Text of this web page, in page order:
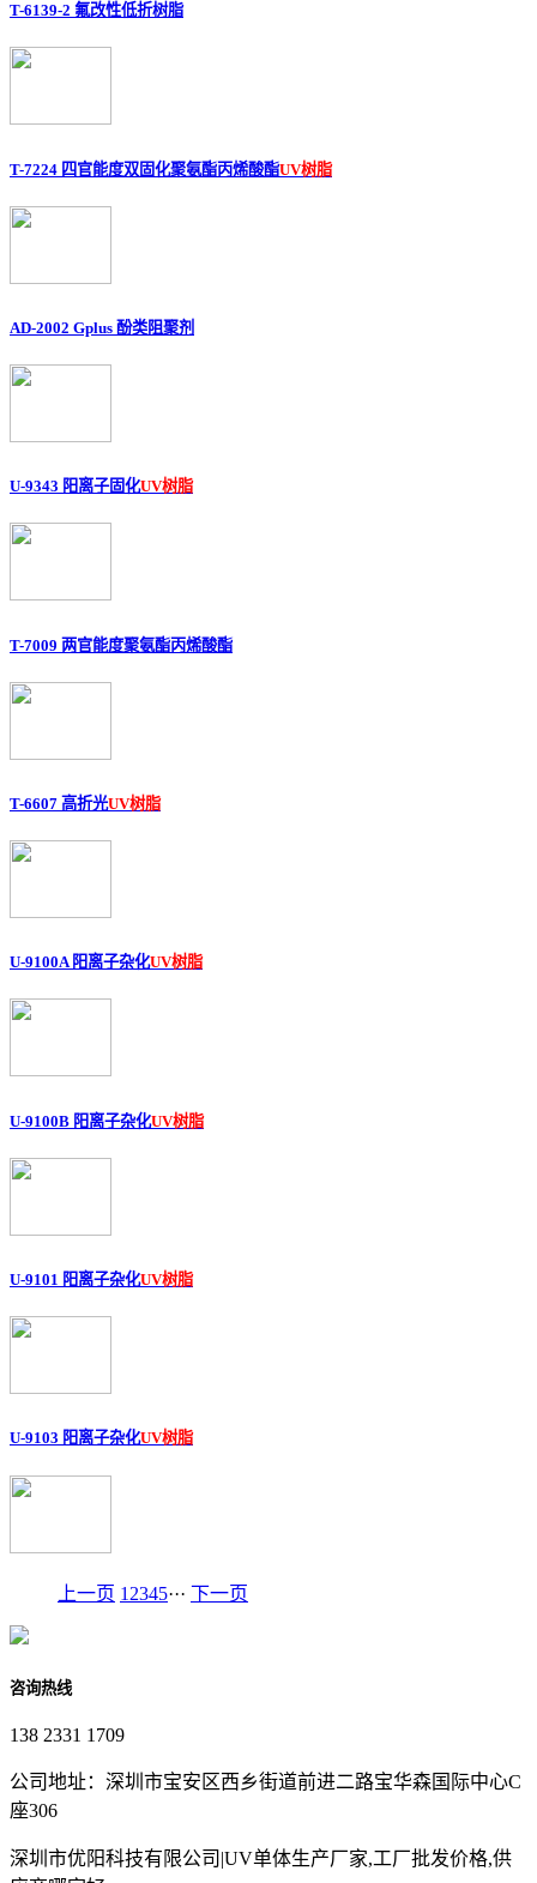
T-6139-2 氟改性低折树脂
T-7224 四官能度双固化聚氨酯丙烯酸酯UV树脂
AD-2002 Gplus 酚类阻聚剂
U-9343 阳离子固化UV树脂
T-7009 两官能度聚氨酯丙烯酸酯
T-6607 高折光UV树脂
U-9100A 阳离子杂化UV树脂
U-9100B 阳离子杂化UV树脂
U-9101 阳离子杂化UV树脂
U-9103 阳离子杂化UV树脂
上一页 1 2345··· 下一页
咨询热线
138 2331 1709
公司地址：深圳市宝安区西乡街道前进二路宝华森国际中心C
座306
深圳市优阳科技有限公司|UV单体生产厂家,工厂批发价格,供